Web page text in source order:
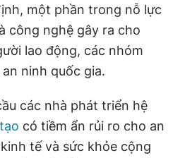
Liên hệ quảng cáo
thoại
một phần trong nỗ lực
công nghệ gây ra cho
lao động, các nhóm
ninh quốc gia.
các nhà phát triển hệ
có tiềm ẩn rủi ro cho an
tế và sức khỏe cộng